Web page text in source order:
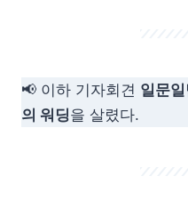
📢 이하 기자회견 일문일
의 워딩을 살렸다.